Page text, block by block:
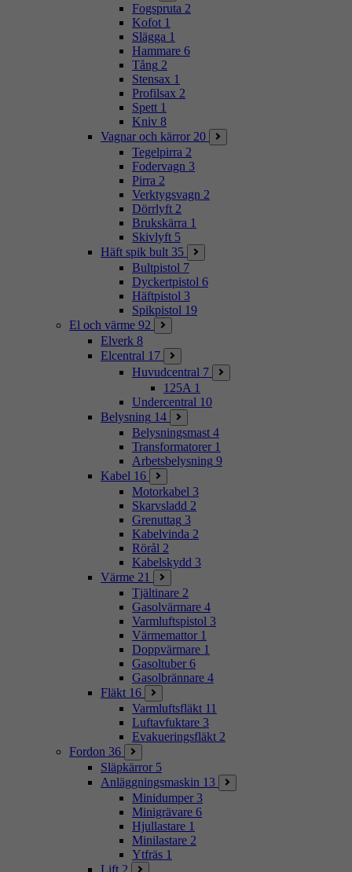
Fogspruta 2
Kofot 1
Slägga 1
Hammare 6
Tång 2
Stensax 1
Profilsax 2
Spett 1
Kniv 8
Vagnar och kärror 20
Tegelpirra 2
Fodervagn 3
Pirra 2
Verktygsvagn 2
Dörrlyft 2
Brukskärra 1
Skivlyft 5
Häft spik bult 35
Bultpistol 7
Dyckertpistol 6
Häftpistol 3
Spikpistol 19
El och värme 92
Elverk 8
Elcentral 17
Huvudcentral 7
125A 1
Undercentral 10
Belysning 14
Belysningsmast 4
Transformatorer 1
Arbetsbelysning 9
Kabel 16
Motorkabel 3
Skarvsladd 2
Grenuttag 3
Kabelvinda 2
Rörål 2
Kabelskydd 3
Värme 21
Tjältinare 2
Gasolvärmare 4
Varmluftspistol 3
Värmemattor 1
Doppvärmare 1
Gasoltuber 6
Gasolbrännare 4
Fläkt 16
Varmluftsfläkt 11
Luftavfuktare 3
Evakueringsfläkt 2
Fordon 36
Släpkärror 5
Anläggningsmaskin 13
Minidumper 3
Minigrävare 6
Hjullastare 1
Minilastare 2
Ytfräs 1
Lift 2